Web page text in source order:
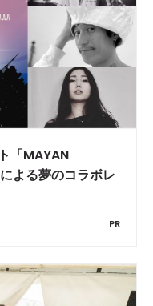
「MAYAN
よる夢のコラボレ
PR